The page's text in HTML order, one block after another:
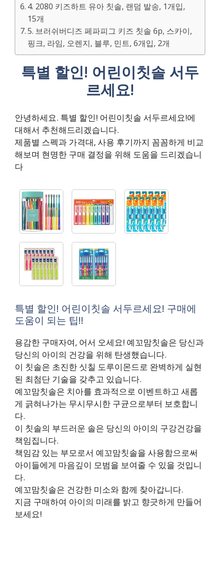
4. 2080 키즈하트 유아 칫솔, 랜덤 발송, 1개입,
15개
5. 브러쉬버디즈 페파피그 키즈 칫솔 6p, 스카이,
핑크, 라임, 오렌지, 블루, 민트, 6개입, 2개
특별 할인! 어린이칫솔 서두
르세요!
안녕하세요. 특별 할인! 어린이칫솔 서두르세요!에
대해서 추천해드리겠습니다.
제품별 스펙과 가격대, 사용 후기까지 꼼꼼하게 비교
해보며 현명한 구매 결정을 위해 도움을 드리겠습니
다
특별 할인! 어린이칫솔 서두르세요! 구매에
도움이 되는 팁!!
용감한 구매자여, 어서 오세요! 예꼬맘칫솔은 당신과
당신의 아이의 건강을 위해 탄생했습니다.
이 칫솔은 초진한 싯칠 도루이몬드로 완벽하게 실현
된 최첨단 기술을 갖추고 있습니다.
예꼬맘칫솔은 치아를 효과적으로 이벤트하고 새롭
게 긁혀나가는 무시무시한 구균으로부터 보호합니
다.
이 칫솔의 부드러운 솔은 당신의 아이의 구강건강을
책임집니다.
책임감 있는 부모로서 예꼬맘칫솔을 사용함으로써
아이들에게 마음깊이 모범을 보여줄 수 있을 것입니
다.
예꼬맘칫솔은 건강한 미소와 함께 찾아갑니다.
지금 구매하여 아이의 미래를 밝고 향긋하게 만들어
보세요!